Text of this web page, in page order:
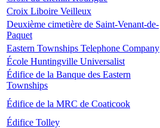
Croix Liboire Veilleux
Deuxième cimetière de Saint-Venant-de-
Paquet
Eastern Townships Telephone Company
École Huntingville Universalist
Édifice de la Banque des Eastern
Townships
Édifice de la MRC de Coaticook
Édifice Tolley